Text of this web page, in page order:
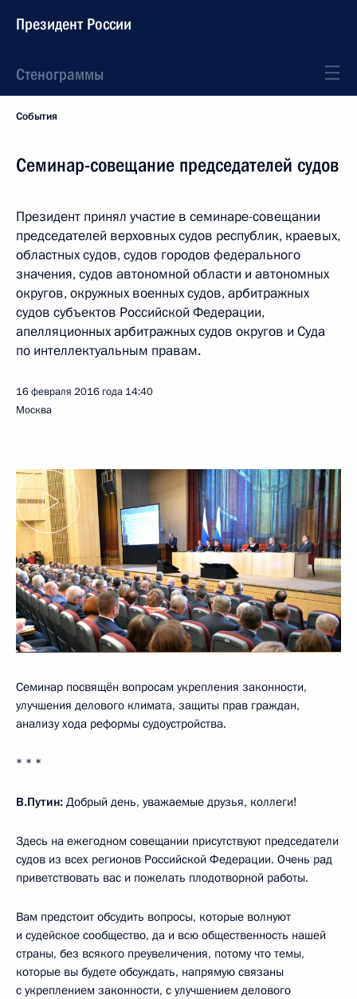
Президент России
Стенограммы
События
Семинар-совещание председателей судов
Президент принял участие в семинаре-совещании
председателей верховных судов республик, краевых,
областных судов, судов городов федерального
значения, судов автономной области и автономных
округов, окружных военных судов, арбитражных
судов субъектов Российской Федерации,
апелляционных арбитражных судов округов и Суда
по интеллектуальным правам.
16 февраля 2016 года 14:40
Москва
Семинар посвящён вопросам укрепления законности,
улучшения делового климата, защиты прав граждан,
анализу хода реформы судоустройства.
* * *
В.Путин: Добрый день, уважаемые друзья, коллеги!
Здесь на ежегодном совещании присутствуют председатели
судов из всех регионов Российской Федерации. Очень рад
приветствовать вас и пожелать плодотворной работы.
Вам предстоит обсудить вопросы, которые волнуют
и судейское сообщество, да и всю общественность нашей
страны, без всякого преувеличения, потому что темы,
которые вы будете обсуждать, напрямую связаны
с укреплением законности, с улучшением делового